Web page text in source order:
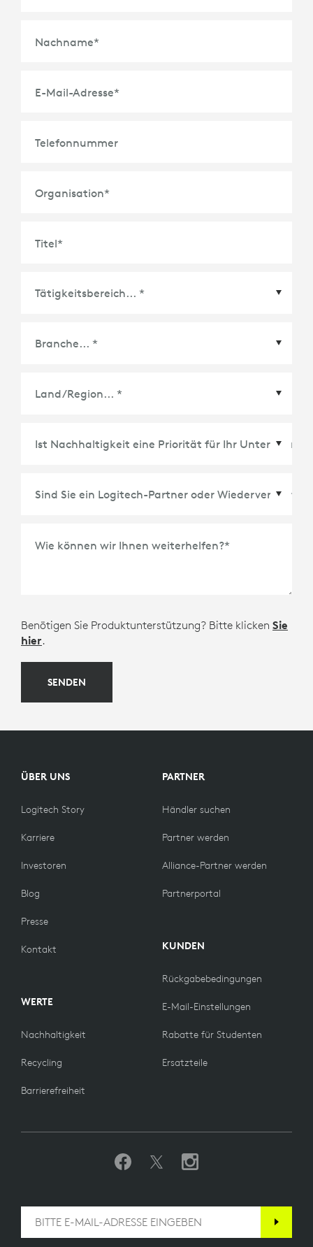
Nachname*
E-Mail-Adresse*
Telefonnummer
Organisation*
Titel*
Wie können wir Ihnen weiterhelfen?*
Benötigen Sie Produktunterstützung? Bitte klicken Sie
hier.
SENDEN
ÜBER UNS
Logitech Story
Karriere
Investoren
Blog
Presse
Kontakt
WERTE
Nachhaltigkeit
Recycling
Barrierefreiheit
PARTNER
Händler suchen
Partner werden
Alliance-Partner werden
Partnerportal
KUNDEN
Rückgabebedingungen
E-Mail-Einstellungen
Rabatte für Studenten
Ersatzteile